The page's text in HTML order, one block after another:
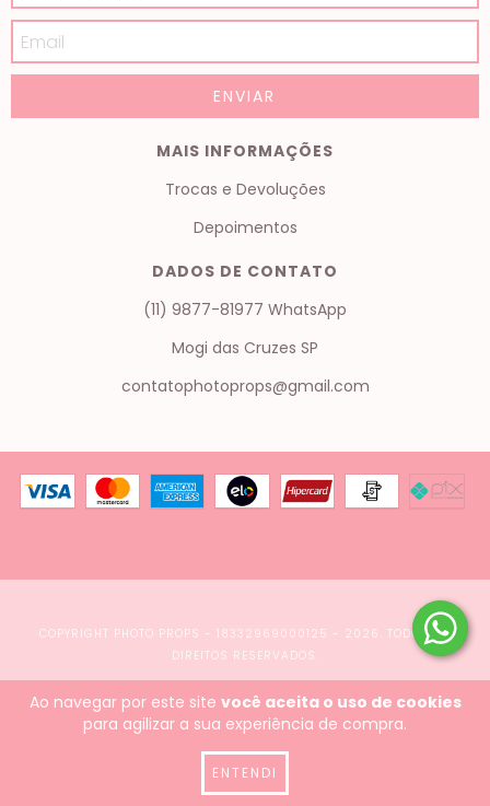
Ao navegar por este site você aceita o uso de cookies
para agilizar a sua experiência de compra.
ENTENDI
MAIS INFORMAÇÕES
Trocas e Devoluções
Depoimentos
DADOS DE CONTATO
(11) 9877-81977 WhatsApp
Mogi das Cruzes SP
contatophotoprops@gmail.com
COPYRIGHT PHOTO PROPS - 18332969000125 - 2026. TODOS OS
DIREITOS RESERVADOS.